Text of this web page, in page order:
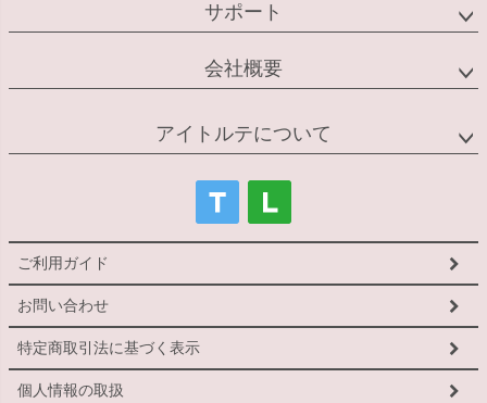
サポート
会社概要
アイトルテについて
ご利用ガイド
お問い合わせ
特定商取引法に基づく表示
個人情報の取扱